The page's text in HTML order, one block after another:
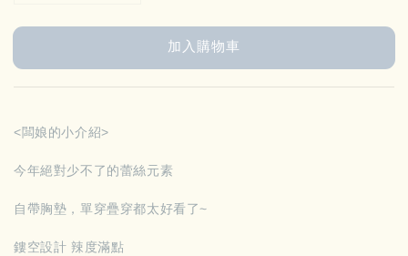
加入購物車
<闆娘的小介紹>
今年絕對少不了的蕾絲元素
自帶胸墊，單穿疊穿都太好看了~
鏤空設計 辣度滿點